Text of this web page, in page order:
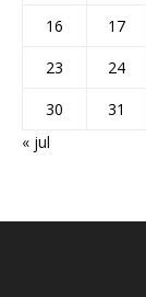
16
17
23
24
30
31
« jul